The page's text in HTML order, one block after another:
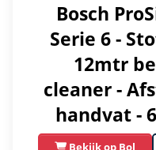
Bosch
Serie 6 -
12mtr
cleaner -
handvat -